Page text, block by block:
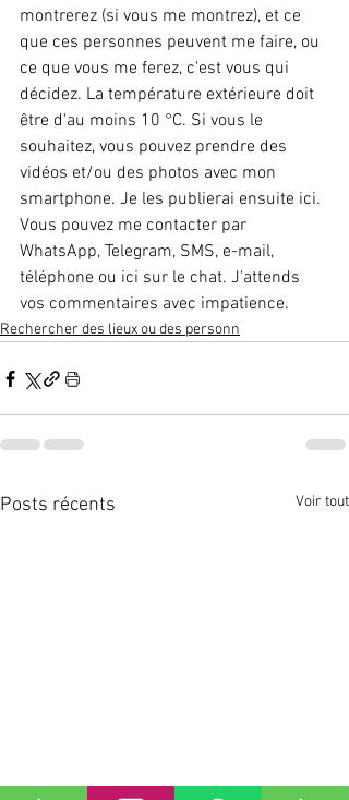
montrerez (si vous me montrez), et ce
que ces personnes peuvent me faire, ou
ce que vous me ferez, c'est vous qui
décidez. La température extérieure doit
être d'au moins 10 °C. Si vous le
souhaitez, vous pouvez prendre des
vidéos et/ou des photos avec mon
smartphone. Je les publierai ensuite ici.
Vous pouvez me contacter par
WhatsApp, Telegram, SMS, e-mail,
téléphone ou ici sur le chat. J'attends
vos commentaires avec impatience.
Rechercher des lieux ou des personn
Posts récents Voir tout